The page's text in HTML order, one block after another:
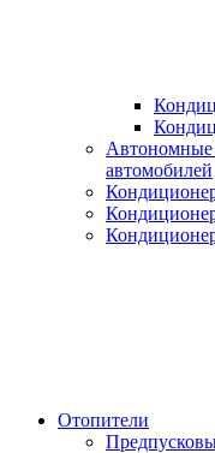
Автономные
автомобилей
Отопители